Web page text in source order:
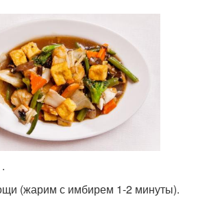
(жарим с имбирем 1-2 минуты).